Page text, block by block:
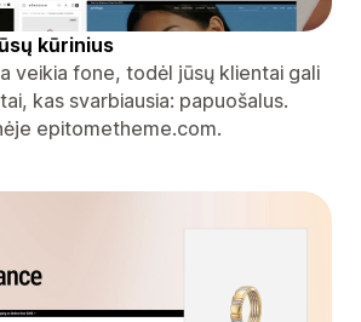
kūrinius
veikia fone, todėl jūsų klientai gali
kas svarbiausia: papuošalus.
epitometheme.com.